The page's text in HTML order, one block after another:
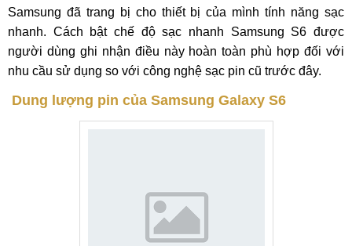
Samsung đã trang bị cho thiết bị của mình tính năng sạc
nhanh. Cách bật chế độ sạc nhanh Samsung S6 được
người dùng ghi nhận điều này hoàn toàn phù hợp đối với
nhu cầu sử dụng so với công nghệ sạc pin cũ trước đây.
Dung lượng pin của Samsung Galaxy S6